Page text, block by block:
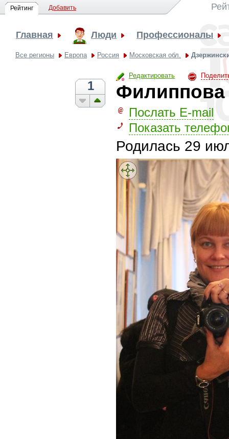
Рейтинг Добавить
Главная Люди Профессионалы
Все регионы Европа Россия Московская обл.
Редактировать
1 Филиппова
Послать E-mail
Показать
Родилась 29